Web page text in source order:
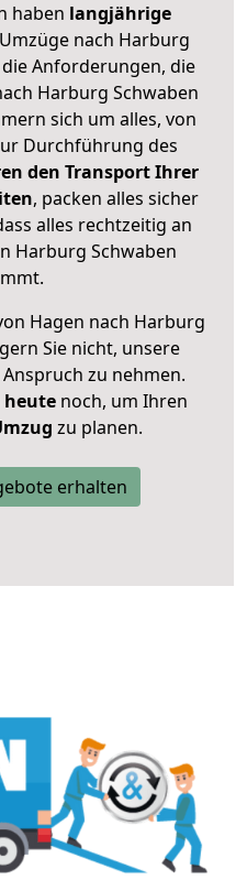
haben langjährige
nach Harburg
Anforderungen, die
Harburg Schwaben
sich um alles, von
Durchführung des
den Transport Ihrer
, packen alles sicher
alles rechtzeitig an
Harburg Schwaben
Hagen nach Harburg
Sie nicht, unsere
zu nehmen.
heutenoch, um Ihren
zu planen.
erhalten